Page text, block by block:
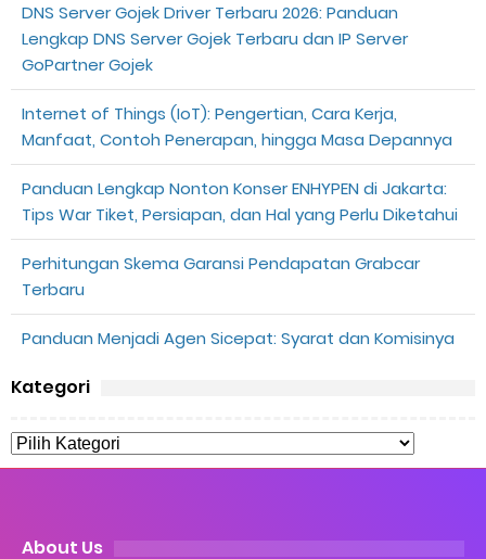
DNS Server Gojek Driver Terbaru 2026: Panduan
Lengkap DNS Server Gojek Terbaru dan IP Server
GoPartner Gojek
Internet of Things (IoT): Pengertian, Cara Kerja,
Manfaat, Contoh Penerapan, hingga Masa Depannya
Panduan Lengkap Nonton Konser ENHYPEN di Jakarta:
Tips War Tiket, Persiapan, dan Hal yang Perlu Diketahui
Perhitungan Skema Garansi Pendapatan Grabcar
Terbaru
Panduan Menjadi Agen Sicepat: Syarat dan Komisinya
Kategori
About Us